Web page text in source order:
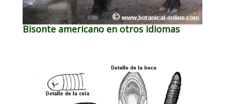
Bisonte americano en otros idiomas